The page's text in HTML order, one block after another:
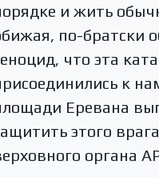
и жить
по-братски
что эта
к
Еревана
этого
органа